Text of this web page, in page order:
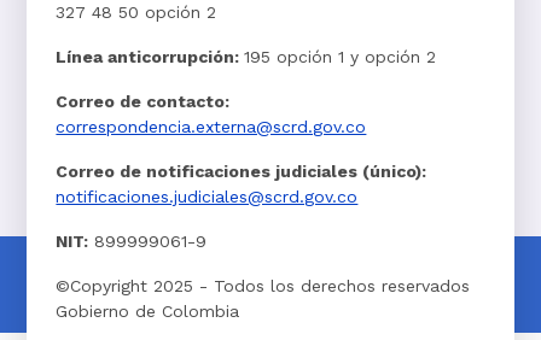
327 48 50 opción 2
Línea anticorrupción:195 opción 1 y opción 2
Correo de contacto:
correspondencia.externa@scrd.gov.co
Correo de notificaciones judiciales (único):
notificaciones.judiciales@scrd.gov.co
NIT: 899999061-9
©Copyright 2025 - Todos los derechos reservados
Gobierno de Colombia